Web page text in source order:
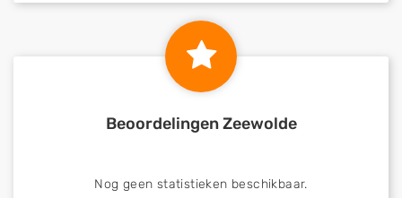
Beoordelingen Zeewolde
Nog geen statistieken beschikbaar.